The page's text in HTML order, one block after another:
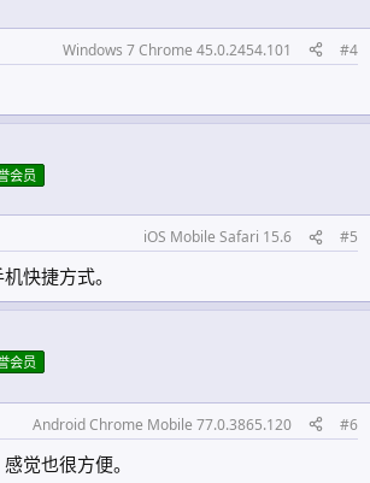
Windows 7 Chrome 45.0.2454.101 #4
会员
iOS Mobile Safari 15.6 #5
快捷方式。
会员
Android Chrome Mobile 77.0.3865.120 #6
觉也很方便。